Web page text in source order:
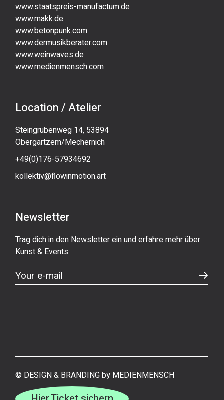
www.staatspreis-manufactum.de
www.makk.de
www.betonpunk.com
www.dermusikberater.com
www.weinwaves.de
www.medienmensch.com
Location / Atelier
Steingrubenweg 14, 53894
Obergartzem/Mechernich
+49(0)176-57934692
kollektiv@flowinmotion.art
Newsletter
Trag dich in den Newsletter ein und erfahre mehr über
Kunst & Events.
© DESIGN & BRANDING by MEDIENMENSCH